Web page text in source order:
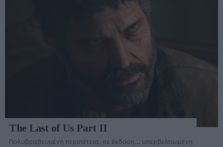
The Last of Us Part II
Πολυβραβευμένη περιπέτεια, σε έκδοση... υπερβελτιωμένη